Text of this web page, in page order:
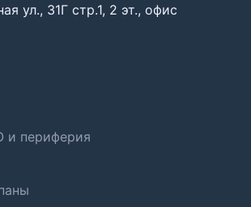
ул., 31Г стр.1, 2 эт., офис
и периферия